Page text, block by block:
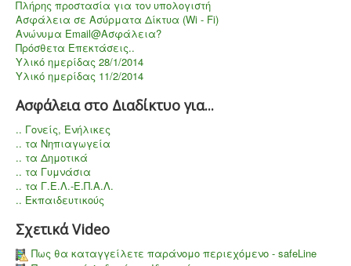
Πλήρης προστασία για τον υπολογιστή
Aσφάλεια σε Ασύρματα Δίκτυα (Wi - Fi)
Ανώνυμα Email@Ασφάλεια?
Πρόσθετα Επεκτάσεις..
Υλικό ημερίδας 28/1/2014
Υλικό ημερίδας 11/2/2014
Ασφάλεια στο Διαδίκτυο για...
.. Γονείς, Ενήλικες
.. τα Νηπιαγωγεία
.. τα Δημοτικά
.. τα Γυμνάσια
.. τα Γ.Ε.Λ.-Ε.Π.Α.Λ.
.. Εκπαιδευτικούς
Σχετικά Video
Πως θα καταγγείλετε παράνομο περιεχόμενο - safeLine